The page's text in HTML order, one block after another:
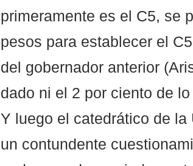
primeramente es el C5, se
pesos para establecer el
del gobernador anterior
dado ni el 2 por ciento de
Y luego el catedrático de
un contundente